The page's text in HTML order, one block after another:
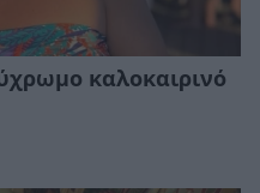
καλοκαιρινό